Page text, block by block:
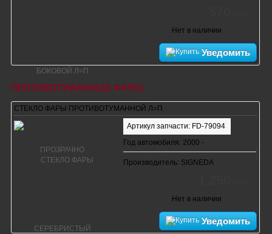
Нет в наличии
Уведомить
ПРОТИВОТУМАННЫЕ ФАРЫ
СТЕКЛО ФАРЫ ПРОТИВОТУМАННОЙ Л=П
Артикул запчасти: FD-79094
Год автомобиля: 2000 -
Производитель: SIGNEDA
Нет в наличии
Уведомить